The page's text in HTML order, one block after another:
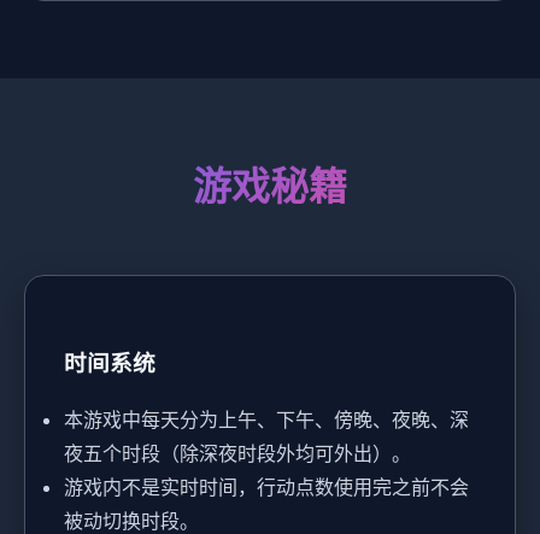
游戏秘籍
时间系统
本游戏中每天分为上午、下午、傍晚、夜晚、深
夜五个时段（除深夜时段外均可外出）。
游戏内不是实时时间，行动点数使用完之前不会
被动切换时段。